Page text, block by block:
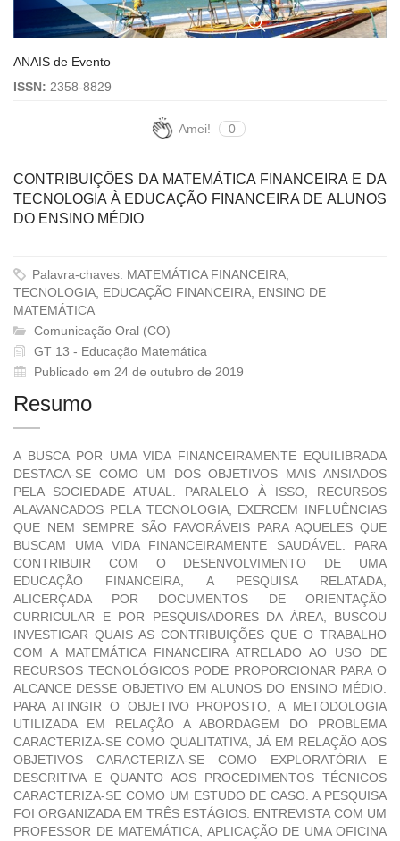
ANAIS de Evento
ISSN: 2358-8829
Amei! 0
CONTRIBUIÇÕES DA MATEMÁTICA FINANCEIRA E DA
TECNOLOGIA À EDUCAÇÃO FINANCEIRA DE ALUNOS
DO ENSINO MÉDIO
Palavra-chaves: MATEMÁTICA FINANCEIRA,
TECNOLOGIA, EDUCAÇÃO FINANCEIRA, ENSINO DE
MATEMÁTICA
Comunicação Oral (CO)
GT 13 - Educação Matemática
Publicado em 24 de outubro de 2019
Resumo
A BUSCA POR UMA VIDA FINANCEIRAMENTE EQUILIBRADA
DESTACA-SE COMO UM DOS OBJETIVOS MAIS ANSIADOS
PELA SOCIEDADE ATUAL. PARALELO À ISSO, RECURSOS
ALAVANCADOS PELA TECNOLOGIA, EXERCEM INFLUÊNCIAS
QUE NEM SEMPRE SÃO FAVORÁVEIS PARA AQUELES QUE
BUSCAM UMA VIDA FINANCEIRAMENTE SAUDÁVEL. PARA
CONTRIBUIR COM O DESENVOLVIMENTO DE UMA
EDUCAÇÃO FINANCEIRA, A PESQUISA RELATADA,
ALICERÇADA POR DOCUMENTOS DE ORIENTAÇÃO
CURRICULAR E POR PESQUISADORES DA ÁREA, BUSCOU
INVESTIGAR QUAIS AS CONTRIBUIÇÕES QUE O TRABALHO
COM A MATEMÁTICA FINANCEIRA ATRELADO AO USO DE
RECURSOS TECNOLÓGICOS PODE PROPORCIONAR PARA O
ALCANCE DESSE OBJETIVO EM ALUNOS DO ENSINO MÉDIO.
PARA ATINGIR O OBJETIVO PROPOSTO, A METODOLOGIA
UTILIZADA EM RELAÇÃO A ABORDAGEM DO PROBLEMA
CARACTERIZA-SE COMO QUALITATIVA, JÁ EM RELAÇÃO AOS
OBJETIVOS CARACTERIZA-SE COMO EXPLORATÓRIA E
DESCRITIVA E QUANTO AOS PROCEDIMENTOS TÉCNICOS
CARACTERIZA-SE COMO UM ESTUDO DE CASO. A PESQUISA
FOI ORGANIZADA EM TRÊS ESTÁGIOS: ENTREVISTA COM UM
PROFESSOR DE MATEMÁTICA, APLICAÇÃO DE UMA OFICINA